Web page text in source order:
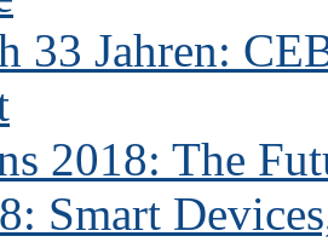
33 Jahren:
2018: The
Smart